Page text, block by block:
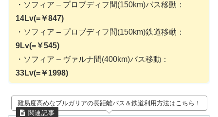
・ソフィア – プロブディフ間(150km)バス移動：
14Lv(=￥847)
・ソフィア – プロブディフ間(150km)鉄道移動：
9Lv(=￥545)
・ソフィア – ヴァルナ間(400km)バス移動：
33Lv(=￥1998)
難易度高めなブルガリアの長距離バス＆鉄道利用方法はこちら！